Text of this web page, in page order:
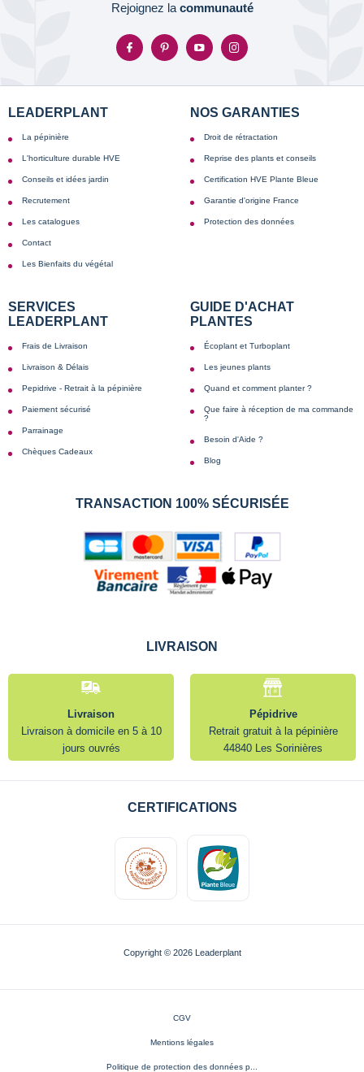
Rejoignez la communauté
LEADERPLANT
La pépinière
L'horticulture durable HVE
Conseils et idées jardin
Recrutement
Les catalogues
Contact
Les Bienfaits du végétal
NOS GARANTIES
Droit de rétractation
Reprise des plants et conseils
Certification HVE Plante Bleue
Garantie d'origine France
Protection des données
SERVICES
LEADERPLANT
Frais de Livraison
Livraison & Délais
Pepidrive - Retrait à la pépinière
Paiement sécurisé
Parrainage
Chèques Cadeaux
GUIDE D'ACHAT
PLANTES
Écoplant et Turboplant
Les jeunes plants
Quand et comment planter ?
Que faire à réception de ma commande
?
Besoin d'Aide ?
Blog
TRANSACTION 100% SÉCURISÉE
LIVRAISON
Livraison
Livraison à domicile en 5 à 10
jours ouvrés
Pépidrive
Retrait gratuit à la pépinière
44840 Les Sorinières
CERTIFICATIONS
Copyright © 2026 Leaderplant
CGV
Mentions légales
Politique de protection des données p...